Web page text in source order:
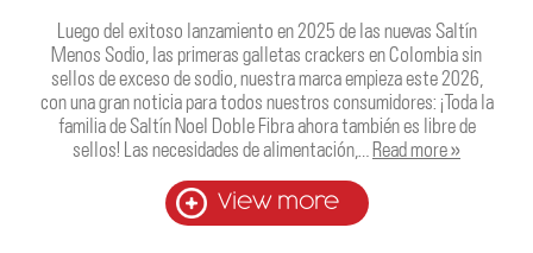
Luego del exitoso lanzamiento en 2025 de las nuevas Saltín
Menos Sodio, las primeras galletas crackers en Colombia sin
sellos de exceso de sodio, nuestra marca empieza este 2026,
con una gran noticia para todos nuestros consumidores: ¡Toda la
familia de Saltín Noel Doble Fibra ahora también es libre de
sellos! Las necesidades de alimentación,… Read more »
View more